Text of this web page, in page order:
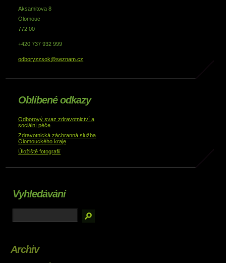
Aksamitova 8
Olomouc
772 00
+420 737 932 999
odboryzzsok@seznam.cz
Oblíbené odkazy
Odborový svaz zdravotnictví a
sociální péče
Zdravotnická záchranná služba
Olomouckého kraje
Úložiště fotografií
Vyhledávání
Archiv